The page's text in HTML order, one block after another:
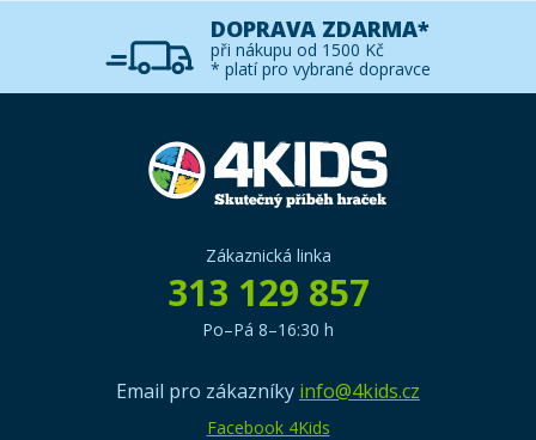
DOPRAVA ZDARMA*
při nákupu od 1500 Kč
* platí pro vybrané dopravce
Zákaznická linka
313 129 857
Po–Pá 8–16:30 h
Email pro zákazníky info@4kids.cz
Facebook 4Kids